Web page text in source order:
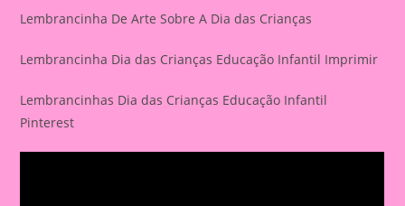
Lembrancinha De Arte Sobre A Dia das Crianças
Lembrancinha Dia das Crianças Educação Infantil Imprimir
Lembrancinhas Dia das Crianças Educação Infantil
Pinterest